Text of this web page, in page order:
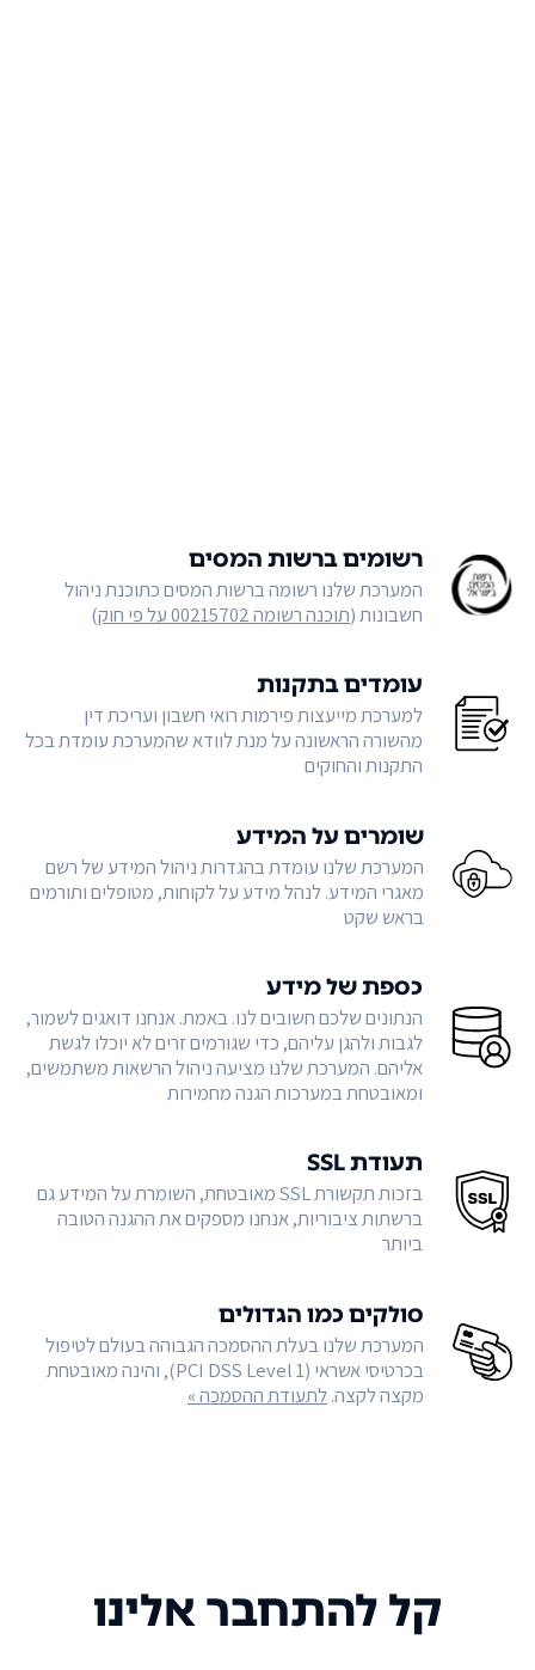
רשומים ברשות המסים
המערכת שלנו רשומה ברשות המסים כתוכנת ניהול
חשבונות (תוכנה רשומה 00215702 על פי חוק )
עומדים בתקנות
למערכת מייעצות פירמות רואי חשבון ועריכת דין
מהשורה הראשונה על מנת לוודא שהמערכת עומדת בכל
התקנות והחוקים
שומרים על המידע
המערכת שלנו עומדת בהגדרות ניהול המידע של רשם
מאגרי המידע. לנהל מידע על לקוחות, מטופלים ותורמים
בראש שקט
כספת של מידע
הנתונים שלכם חשובים לנו. באמת. אנחנו דואגים לשמור,
לגבות ולהגן עליהם, כדי שגורמים זרים לא יוכלו לגשת
אליהם. המערכת שלנו מציעה ניהול הרשאות משתמשים,
ומאובטחת במערכות הגנה מחמירות
תעודת SSL
בזכות תקשורת SSL מאובטחת, השומרת על המידע גם
ברשתות ציבוריות, אנחנו מספקים את ההגנה הטובה
ביותר
סולקים כמו הגדולים
המערכת שלנו בעלת ההסמכה הגבוהה בעולם לטיפול
בכרטיסי אשראי (PCI DSS Level 1), והינה מאובטחת
מקצה לקצה.לתעודת ההסמכה »
קל להתחבר אלינו